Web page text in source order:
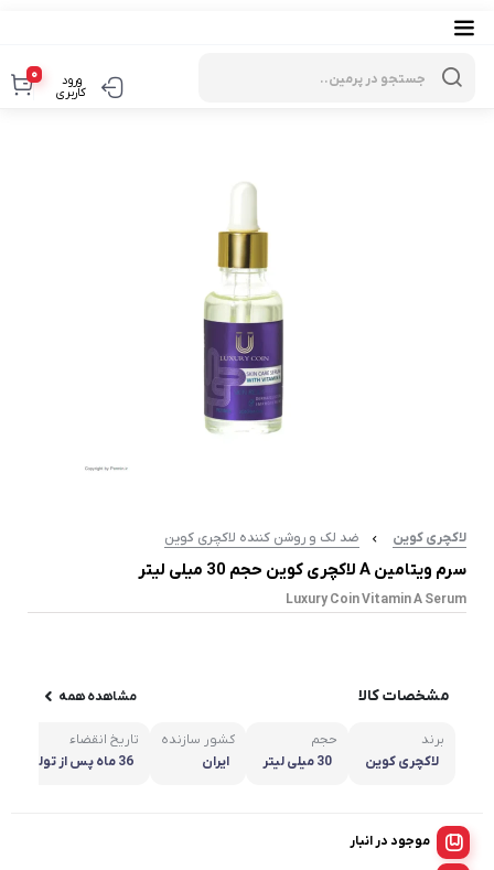
ورود
کاربری
0
لاکچری کوین ضد لک و روشن کننده لاکچری کوین
سرم ویتامین A لاکچری کوین حجم 30 میلی لیتر
Luxury Coin Vitamin A Serum
مشخصات کالا مشاهده همه
برند
لاکچری کوین
حجم
30 میلی لیتر
کشور سازنده
ایران
تاریخ انقضاء
36 ماه پس از تولید
موجود در انبار